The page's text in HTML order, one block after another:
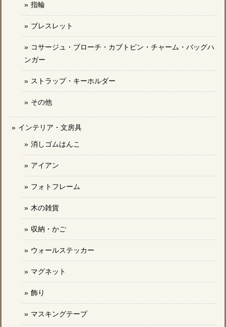
指輪
ブレスレット
コサージュ・ブローチ・カブトピン・チャーム・バッグハ
ンガー
ストラップ・キーホルダー
その他
インテリア・文房具
消しゴムはんこ
アイアン
フォトフレーム
木の雑貨
収納・かご
ウォールステッカー
マグネット
飾り
マスキングテープ